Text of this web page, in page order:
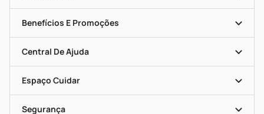
História
Nossas Lojas
Mapa De Categorias
Blog Da PP
Seja Uma Loja Parceira
Benefícios E Promoções
Clube PP
Convênios
Programa Popular Do Brasil
Encarte De Ofertas
Dermaclub
Descontos De Laboratório (PBM)
Cupons E Ofertas
Central De Ajuda
Entrega
Recompra Programada
Compras Com Receita
Alomed (tele-Entrega)
Formas De Pagamento
Espaço Cuidar
Vacinas
Serviços Farmacêuticos
Segurança